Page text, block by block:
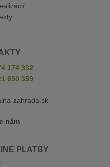
174 332
650 359
zahrada.sk
nám
PLATBY